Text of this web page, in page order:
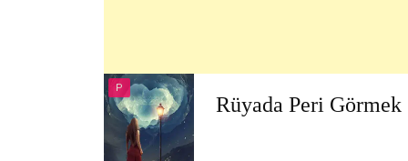
P
Rüyada Peri Görmek